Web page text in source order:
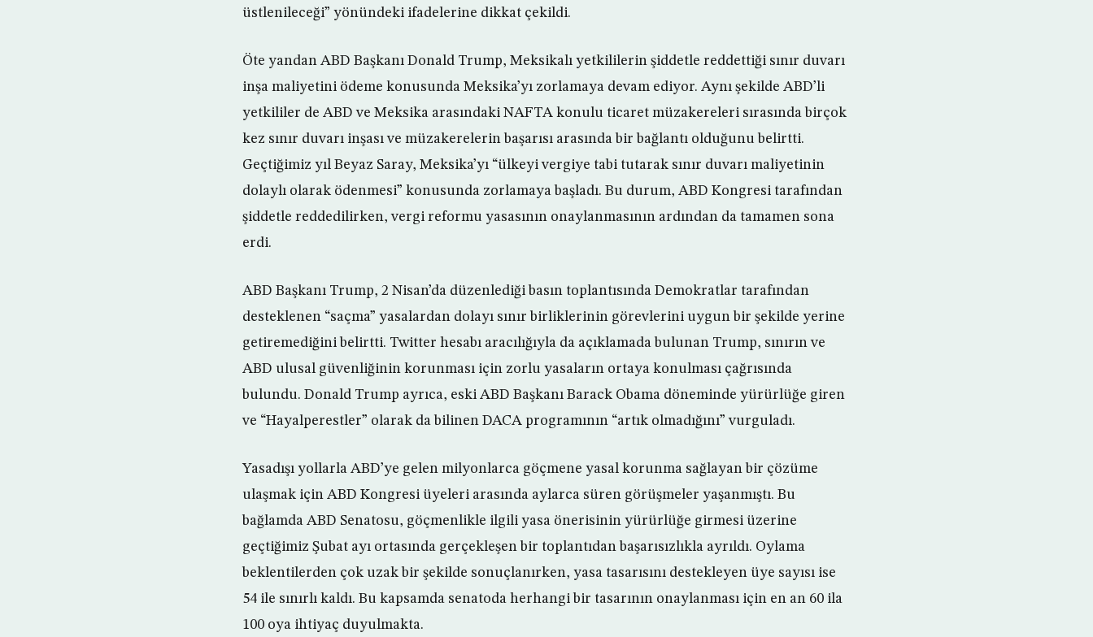
üstlenileceği” yönündeki ifadelerine dikkat çekildi.
Öte yandan ABD Başkanı Donald Trump, Meksikalı yetkililerin şiddetle reddettiği sınır duvarı
inşa maliyetini ödeme konusunda Meksika’yı zorlamaya devam ediyor. Aynı şekilde ABD’li
yetkililer de ABD ve Meksika arasındaki NAFTA konulu ticaret müzakereleri sırasında birçok
kez sınır duvarı inşası ve müzakerelerin başarısı arasında bir bağlantı olduğunu belirtti.
Geçtiğimiz yıl Beyaz Saray, Meksika’yı “ülkeyi vergiye tabi tutarak sınır duvarı maliyetinin
dolaylı olarak ödenmesi” konusunda zorlamaya başladı. Bu durum, ABD Kongresi tarafından
şiddetle reddedilirken, vergi reformu yasasının onaylanmasının ardından da tamamen sona
erdi.
ABD Başkanı Trump, 2 Nisan’da düzenlediği basın toplantısında Demokratlar tarafından
desteklenen “saçma” yasalardan dolayı sınır birliklerinin görevlerini uygun bir şekilde yerine
getiremediğini belirtti. Twitter hesabı aracılığıyla da açıklamada bulunan Trump, sınırın ve
ABD ulusal güvenliğinin korunması için zorlu yasaların ortaya konulması çağrısında
bulundu. Donald Trump ayrıca, eski ABD Başkanı Barack Obama döneminde yürürlüğe giren
ve “Hayalperestler” olarak da bilinen DACA programının “artık olmadığını” vurguladı.
Yasadışı yollarla ABD’ye gelen milyonlarca göçmene yasal korunma sağlayan bir çözüme
ulaşmak için ABD Kongresi üyeleri arasında aylarca süren görüşmeler yaşanmıştı. Bu
bağlamda ABD Senatosu, göçmenlikle ilgili yasa önerisinin yürürlüğe girmesi üzerine
geçtiğimiz Şubat ayı ortasında gerçekleşen bir toplantıdan başarısızlıkla ayrıldı. Oylama
beklentilerden çok uzak bir şekilde sonuçlanırken, yasa tasarısını destekleyen üye sayısı ise
54 ile sınırlı kaldı. Bu kapsamda senatoda herhangi bir tasarının onaylanması için en an 60 ila
100 oya ihtiyaç duyulmakta.